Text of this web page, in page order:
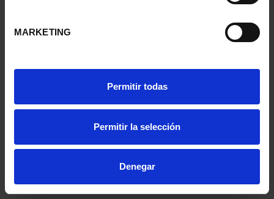
MARKETING
Permitir todas
Permitir la selección
Denegar